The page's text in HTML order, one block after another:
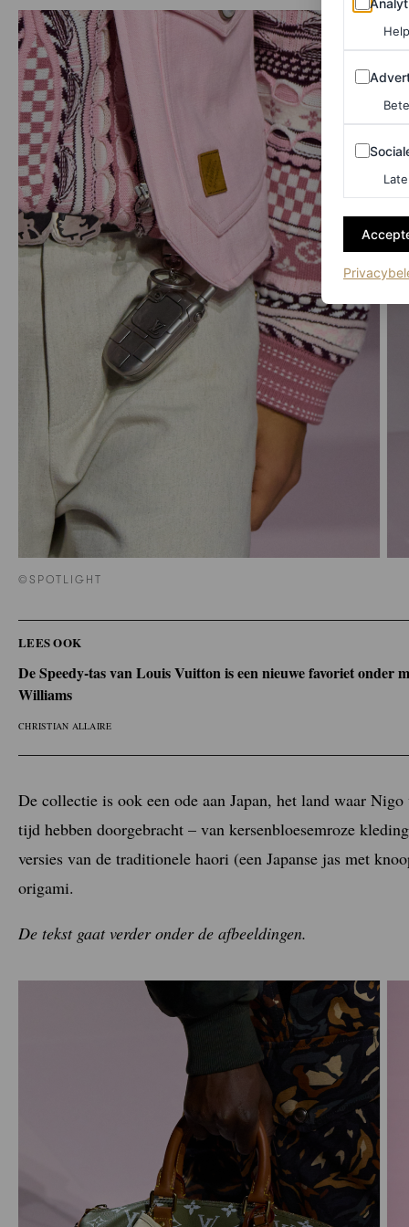
©SPOTLIGHT
LEES OOK
De Speedy-tas van Louis Vuitton is een nieuwe favoriet onder
Williams
CHRISTIAN ALLAIRE
De collectie is ook een ode aan Japan, het land waar
tijd hebben doorgebracht – van kersenbloesemroze
versies van de traditionele haori (een Japanse jas met
origami.
De tekst gaat verder onder de afbeeldingen.
Sociale